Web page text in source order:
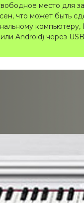
место для
что может быть
Android) через